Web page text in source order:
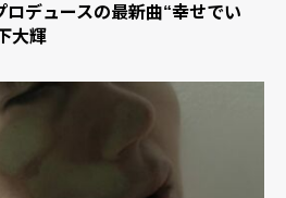
デュースの最新曲“幸せでい
大輝